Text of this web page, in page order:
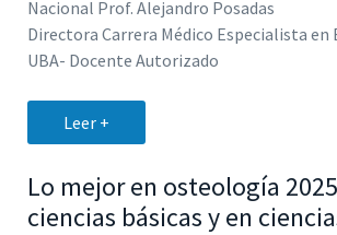
Nacional Prof. Alejandro Posadas
Directora Carrera Médico Especialista
UBA- Docente Autorizado
Leer +
Lo mejor en osteología
ciencias básicas y en